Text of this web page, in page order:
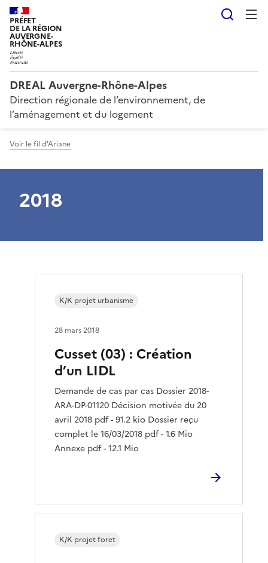
PRÉFET
DE LA RÉGION
AUVERGNE-
RHÔNE-ALPES
DREAL Auvergne-Rhône-Alpes
Direction régionale de l’environnement, de
l’aménagement et du logement
Voir le fil d'Ariane
2018
Cusset (03) : Création
d’un LIDL
Demande de cas par cas Dossier 2018-
ARA-DP-01120 Décision motivée du 20
avril 2018 pdf - 91.2 kio Dossier reçu
complet le 16/03/2018 pdf - 1.6 Mio
Annexe pdf - 12.1 Mio
K/K projet urbanisme
28 mars 2018
K/K projet foret